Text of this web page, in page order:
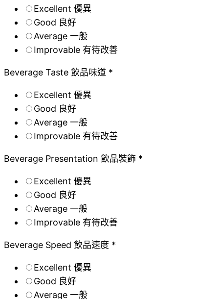
Excellent 優異
Good 良好
Average 一般
Improvable 有待改善
Beverage Taste 飲品味道 *
Excellent 優異
Good 良好
Average 一般
Improvable 有待改善
Beverage Presentation 飲品裝飾 *
Excellent 優異
Good 良好
Average 一般
Improvable 有待改善
Beverage Speed 飲品速度 *
Excellent 優異
Good 良好
Average 一般